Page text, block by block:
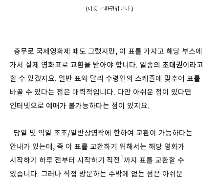
(티켓 교환권입니다.)
충무로 국제영화제 때도 그랬지만, 이 표를 가지고 해당 부스에
가서 실제 영화표로 교환을 받아야 합니다. 일종의 초대권이라고
할 수 있겠지요. 일반 표와 달리 수령인의 스케쥴에 맞추어 표를
바꿀 수 있다는 점은 매력적입니다. 다만 아쉬운 점이 있다면
인터넷으로 예매가 불가능하다는 점이 있지요.
당일 및 익일 조조/일반상영작에 한하여 교환이 가능하다는
안내가 있는데, 즉 이 표를 교환하기 위해서는 해당 영화가
시작하기 하루 전부터 시작하기 직전1까지 표를 교환할 수
있습니다. 그러나 직접 방문하는 수밖에 없는 점은 아쉬운